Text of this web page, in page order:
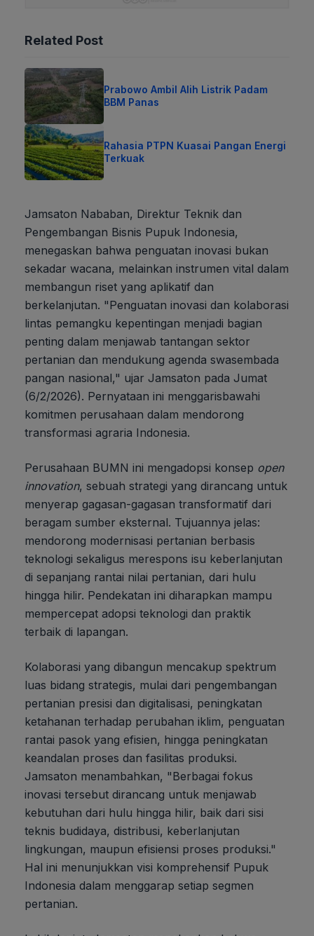
Related Post
Prabowo Ambil Alih Listrik Padam
BBM Panas
Rahasia PTPN Kuasai Pangan Energi
Terkuak
Jamsaton Nababan, Direktur Teknik dan
Pengembangan Bisnis Pupuk Indonesia,
menegaskan bahwa penguatan inovasi bukan
sekadar wacana, melainkan instrumen vital dalam
membangun riset yang aplikatif dan
berkelanjutan. "Penguatan inovasi dan kolaborasi
lintas pemangku kepentingan menjadi bagian
penting dalam menjawab tantangan sektor
pertanian dan mendukung agenda swasembada
pangan nasional," ujar Jamsaton pada Jumat
(6/2/2026). Pernyataan ini menggarisbawahi
komitmen perusahaan dalam mendorong
transformasi agraria Indonesia.
Perusahaan BUMN ini mengadopsi konsep open
innovation, sebuah strategi yang dirancang untuk
menyerap gagasan-gagasan transformatif dari
beragam sumber eksternal. Tujuannya jelas:
mendorong modernisasi pertanian berbasis
teknologi sekaligus merespons isu keberlanjutan
di sepanjang rantai nilai pertanian, dari hulu
hingga hilir. Pendekatan ini diharapkan mampu
mempercepat adopsi teknologi dan praktik
terbaik di lapangan.
Kolaborasi yang dibangun mencakup spektrum
luas bidang strategis, mulai dari pengembangan
pertanian presisi dan digitalisasi, peningkatan
ketahanan terhadap perubahan iklim, penguatan
rantai pasok yang efisien, hingga peningkatan
keandalan proses dan fasilitas produksi.
Jamsaton menambahkan, "Berbagai fokus
inovasi tersebut dirancang untuk menjawab
kebutuhan dari hulu hingga hilir, baik dari sisi
teknis budidaya, distribusi, keberlanjutan
lingkungan, maupun efisiensi proses produksi."
Hal ini menunjukkan visi komprehensif Pupuk
Indonesia dalam menggarap setiap segmen
pertanian.